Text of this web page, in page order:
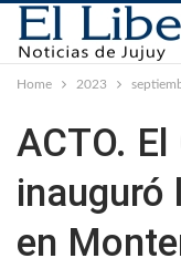
Home 2023
ACTO.
inauguró
en